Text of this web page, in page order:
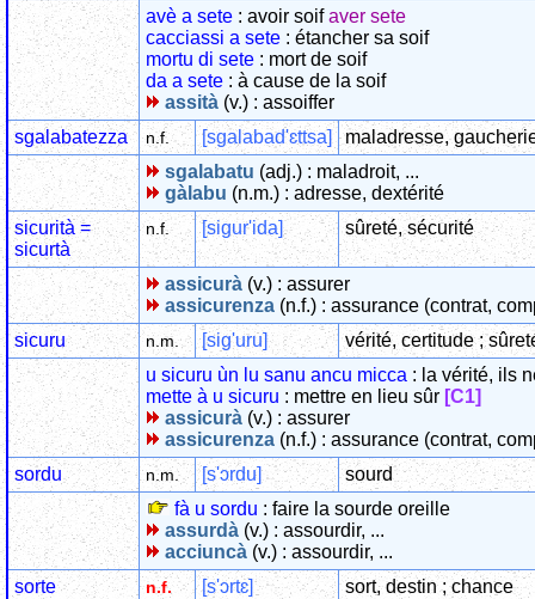
avè a sete : avoir soifaver sete
cacciassi a sete : étancher sa soif
mortu di sete : mort de soif
da a sete : à cause de la soif
assità (v.) : assoiffer
sgalabatezza
n.f. [sgalabad'ɛttsa]
maladresse,
sgalabatu (adj.) : maladroit, ...
gàlabu (n.m.) : adresse, dextérité
sicurità =
sicurtà
n.f. [sigur'ida] sûreté, sécurité
assicurà (v.) : assurer
assicurenza (n.f.) : assurance (contrat,
sicuru
n.m. [sig'uru]
vérité, certitude ;
u sicuru ùn lu sanu ancu micca : la vérité, ils
mette à u sicuru : mettre en lieu sûr [C1]
assicurà (v.) : assurer
assicurenza (n.f.) : assurance (contrat,
sordu
n.m. [s'ɔrdu]
sourd
fà u sordu : faire la sourde oreille
assurdà (v.) : assourdir, ...
acciuncà (v.) : assourdir, ...
sorte
n.f. [s'ɔrtɛ]
sort, destin ; chance